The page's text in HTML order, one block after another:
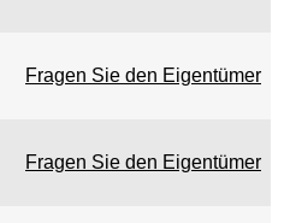
Fragen Sie den Eigentümer
Fragen Sie den Eigentümer